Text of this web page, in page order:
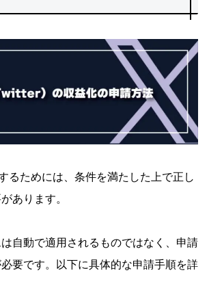
るためには、条件を満たした上で正し
あります。
自動で適用されるものではなく、申請
要です。以下に具体的な申請手順を詳